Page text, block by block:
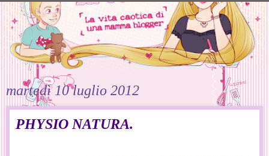
martedì 10 luglio 2012
PHYSIO NATURA.